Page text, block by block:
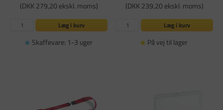
(DKK 279,20 ekskl. moms)
Læg i kurv
Skaffevare: 1-3 uger
(DKK 239,20 ekskl. moms)
Læg i kurv
På vej til lager